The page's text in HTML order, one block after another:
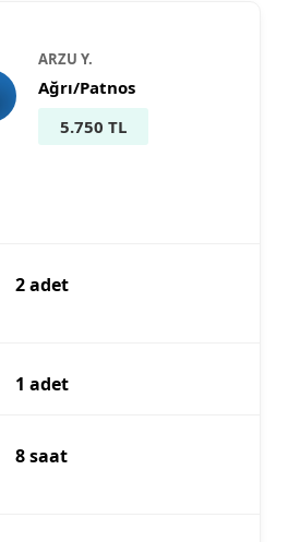
ARZU Y.
Ağrı/Patnos
5.750 TL
2 adet
1 adet
8 saat